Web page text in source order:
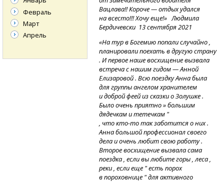
Вацлава!! Короче — отдых удался
на всесто!!! Хочу еще!» Людмила
Бердичевски 13 сентября 2021
«На тур в Богемию попали случайно ,
планировали поехать в другую страну
. И первое наше восхищение вызвала
встреча с нашим гидом — Анной
Елизаровой . Всю поездку Анна была
для группы ангелом хранителем
и доброй феей из сказки о Золушке .
Было очень приятно » большим
дядечкам и тетечкам "
, чтокто-тотак заботится о них .
Анна большой профессионал своего
дела и очень любит свою работу .
Второе восхищение вызвала сама
поездка , если вы любите горы , леса ,
реки , если еще " есть порох
в пороховнице " для активного
Февраль
Март
Апрель